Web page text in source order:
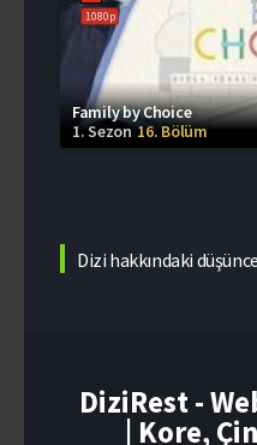
1080p
Family by Choice
1. Sezon16. Bölüm
Dizi hakkındaki
DiziRest -
| Kore,